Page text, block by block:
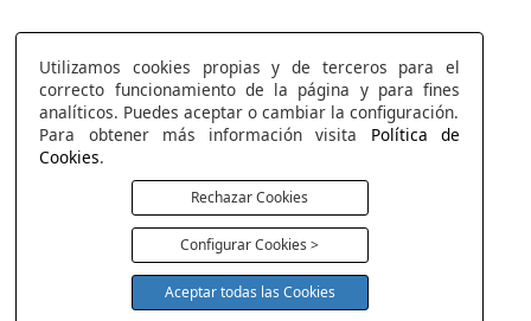
Utilizamos cookies propias y de terceros para el
correcto funcionamiento de la página y para fines
analíticos. Puedes aceptar o cambiar la configuración.
Para obtener más información visita Política de
Cookies.
Rechazar Cookies
Configurar Cookies >
Aceptar todas las Cookies